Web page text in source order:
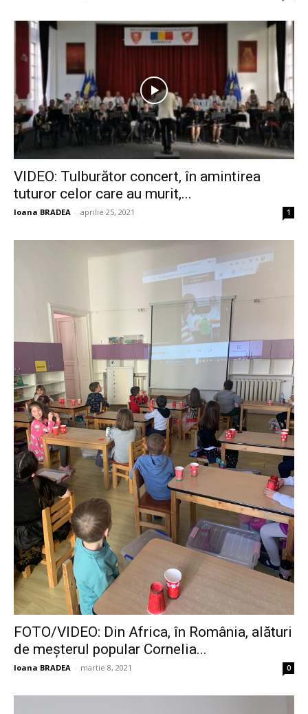
VIDEO: Tulburător concert, în amintirea
tuturor celor care au murit,...
Ioana BRADEA - aprilie 25, 2021 1
FOTO/VIDEO: Din Africa, în România, alături
de meșterul popular Cornelia...
Ioana BRADEA - martie 8, 2021 0